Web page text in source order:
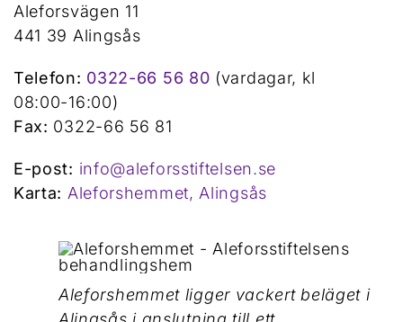
Aleforsvägen 11
441 39 Alingsås
Telefon: 0322-66 56 80 (vardagar, kl
08:00-16:00)
Fax: 0322-66 56 81
E-post: info@aleforsstiftelsen.se
Karta: Aleforshemmet, Alingsås
Aleforshemmet ligger vackert beläget i